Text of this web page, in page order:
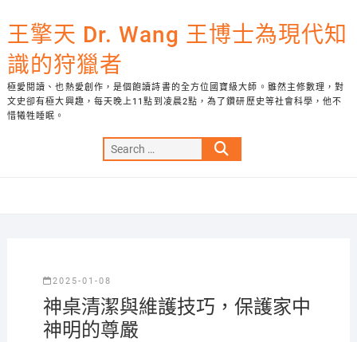
to
content
王擎天 Dr. Wang 王博士為現代知
識的狩獵者
極愛閱讀、也熱愛創作，是個飽讀詩書的全方位國寶級大師。雖然主修數理，對
文史卻有極大興趣，每天晚上11點到凌晨2點，為了鑽研歷史等社會科學，他不
惜犧牲睡眠。
Search
…
2025-01-08
神桌清潔與維護技巧，保護家中
神明的尊嚴